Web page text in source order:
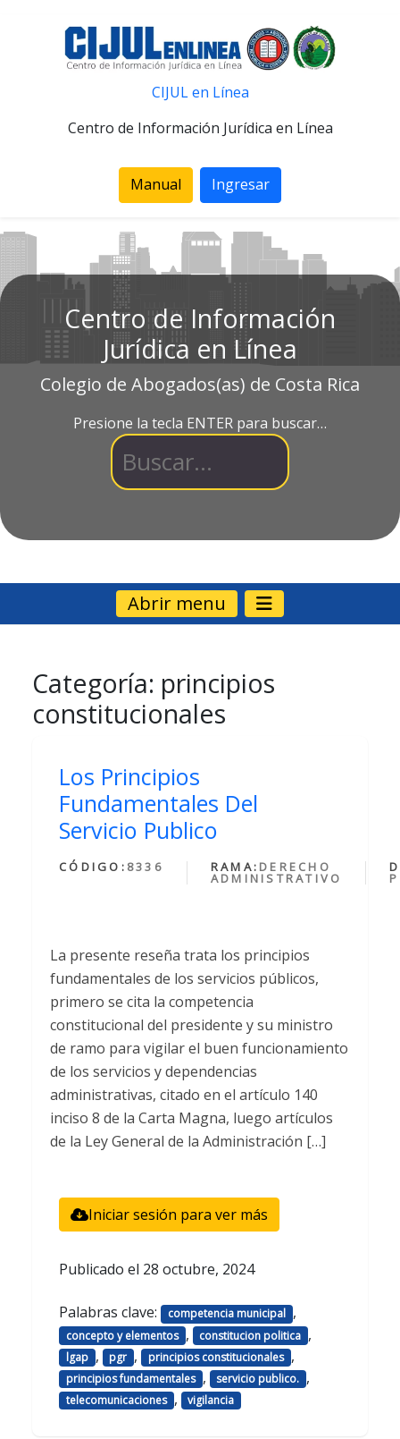
CIJUL en Línea
Centro de Información Jurídica en Línea
Manual Ingresar
Centro de Información
Jurídica en Línea
Colegio de Abogados(as) de Costa Rica
Presione la tecla ENTER para buscar…
Abrir menu
Categoría: principios
constitucionales
Los Principios
Fundamentales Del
Servicio Publico
CÓDIGO: 8336 RAMA: DERECHO
ADMINISTRATIVO
La presente reseña trata los principios
fundamentales de los servicios públicos,
primero se cita la competencia
constitucional del presidente y su ministro
de ramo para vigilar el buen funcionamiento
de los servicios y dependencias
administrativas, citado en el artículo 140
inciso 8 de la Carta Magna, luego artículos
de la Ley General de la Administración […]
Iniciar sesión para ver más
Publicado el 28 octubre, 2024
Palabras clave: competencia municipal ,
concepto y elementos , constitucion politica ,
lgap , pgr , principios constitucionales ,
principios fundamentales , servicio publico. ,
telecomunicaciones , vigilancia